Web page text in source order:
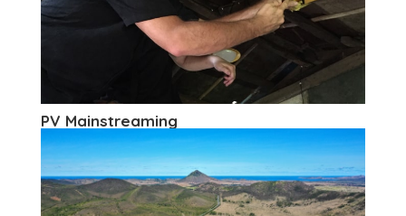
PV Mainstreaming